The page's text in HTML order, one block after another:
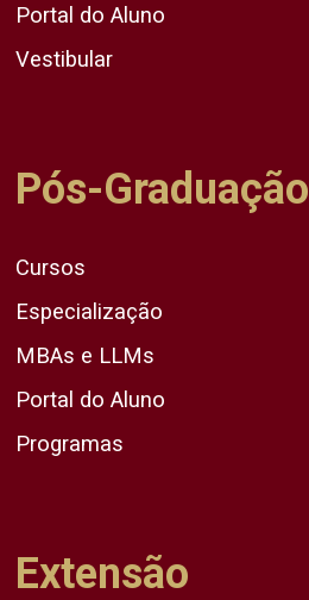
Portal do Aluno
Vestibular
Pós-Graduação
Cursos
Especialização
MBAs e LLMs
Portal do Aluno
Programas
Extensão